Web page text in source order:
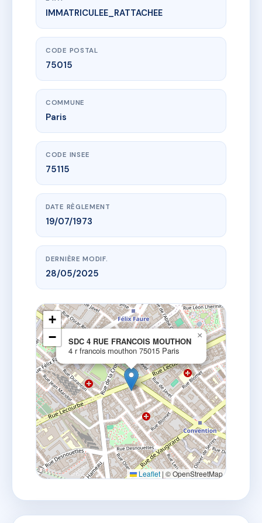
www.vme.plus/AC6519276
SDC 4 RUE FRANCOIS MOUTHON
4 r francois mouthon
IMMATRICULEE_RATTACHEE
CODE POSTAL
75015
COMMUNE
Paris
CODE INSEE
75115
DATE RÈGLEMENT
19/07/1973
DERNIÈRE MODIF.
28/05/2025
SDC 4 RUE FRANCOIS MOUTHON
4 r francois mouthon 75015 Paris
×
+
−
Leaflet | © OpenStreetMap